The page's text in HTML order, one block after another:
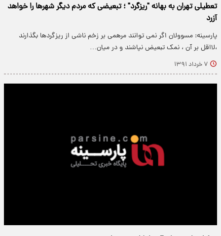
تعطیلی تهران به بهانه "ریزگرد" ؛ تبعیضی که مردم دیگر شهرها را خواهد
آزرد
پارسینه: مسوولان اگر نمی توانند مرهمی بر زخم ناشی از ریزگردها بگذارند
،لااقل بر آن ، نمک تبعیض نپاشند و در میان…
۷ خرداد ۱۳۹۱